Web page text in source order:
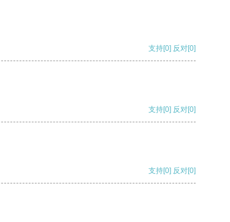
支持[0] 反对[0]
支持[0] 反对[0]
支持[0] 反对[0]